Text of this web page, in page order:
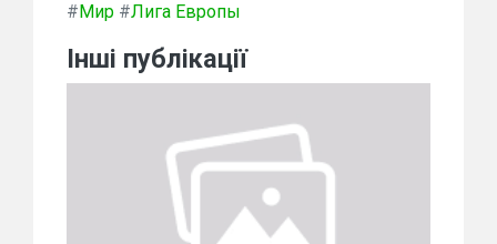
#Мир #Лига Европы
Інші публікації